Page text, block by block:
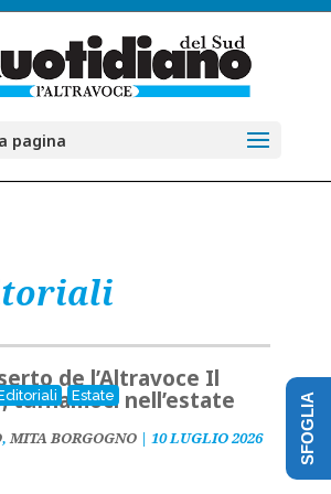
pagina
Estate
de l’Altravoce Il
tuffiamoci nell’estate
,MITA BORGOGNO| 10 LUGLIO 2026
SFOGLIA